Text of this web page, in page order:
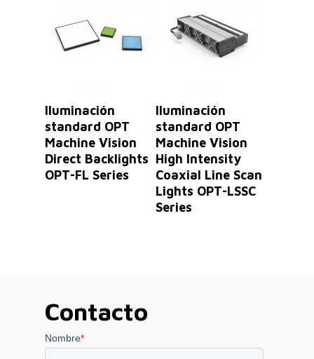
Leer Más
Iluminación
standard OPT
Machine Vision
Direct Backlights
OPT-FL Series
Leer Más
Iluminación
standard OPT
Machine Vision
High Intensity
Coaxial Line Scan
Lights OPT-LSSC
Series
Contacto